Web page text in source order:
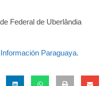
Federal de Uberlândia
Paraguaya.